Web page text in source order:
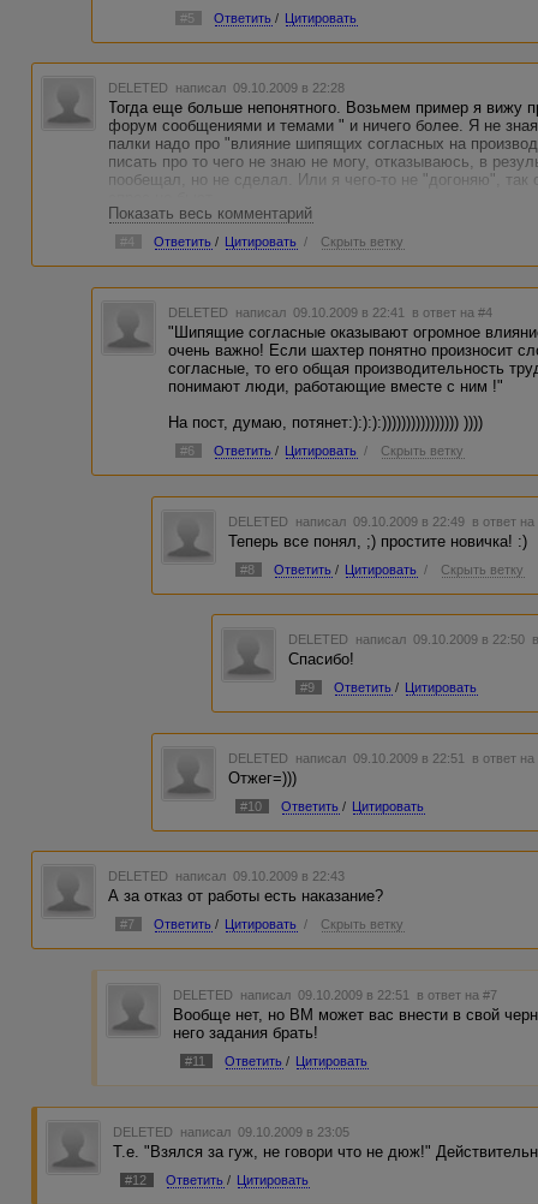
#5 Ответить / Цитировать
DELETED написал 09.10.2009 в 22:28
Тогда еще больше непонятного. Возьмем пример я вижу
форум сообщениями и темами " и ничего более. Я не
палки надо про "влияние шипящих согласных на
писать про то чего не знаю не могу, отказываюсь, в
пообещал, но не сделал. Или я чего-то не "догоняю",
Показать весь комментарий
#4 Ответить / Цитировать / Скрыть ветку
DELETED написал 09.10.2009 в 22:41 в ответ на #4
"Шипящие согласные оказывают огромное
очень важно! Если шахтер понятно произносит
согласные, то его общая производительность
понимают люди, работающие вместе с ним !"
На пост, думаю, потянет:):):):)))))))))))))))) ))))
#6 Ответить / Цитировать / Скрыть ветку
DELETED написал 09.10.2009 в 22:49 в ответ на
Теперь все понял, ;) простите новичка! :)
#8 Ответить / Цитировать / Скрыть ветку
DELETED написал 09.10.2009 в 22:50
Спасибо!
#9 Ответить / Цитировать
DELETED написал 09.10.2009 в 22:51 в ответ на
Отжег=)))
#10 Ответить / Цитировать
DELETED написал 09.10.2009 в 22:43
А за отказ от работы есть наказание?
#7 Ответить / Цитировать / Скрыть ветку
DELETED написал 09.10.2009 в 22:51 в ответ на #7
Вообще нет, но ВМ может вас внести в свой
него задания брать!
#11 Ответить / Цитировать
DELETED написал 09.10.2009 в 23:05
Т.е. "Взялся за гуж, не говори что не дюж!"
#12 Ответить / Цитировать